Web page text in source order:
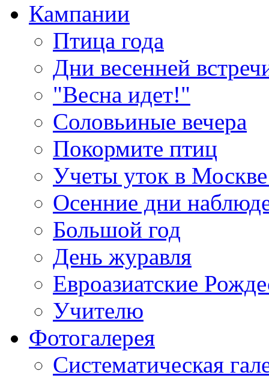
Кампании
Птица года
Дни весенней
"Весна идет!"
Соловьиные вечера
Покормите птиц
Учеты уток в
Осенние дни
Большой год
День журавля
Евроазиатские
Учителю
Фотогалерея
Систематическая